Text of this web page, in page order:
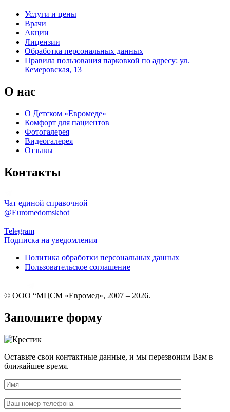
Услуги и цены
Врачи
Акции
Лицензии
Обработка персональных данных
Правила пользования парковкой по адресу: ул.
Кемеровская, 13
О нас
О Детском «Евромеде»
Комфорт для пациентов
Фотогалерея
Видеогалерея
Отзывы
Контакты
Чат единой справочной
@Euromedomskbot
Telegram
Подписка на уведомления
Политика обработки персональных данных
Пользовательское соглашение
© ООО “МЦСМ «Евромед», 2007 – 2026.
Заполните форму
Оставьте свои контактные данные, и мы перезвоним Вам в
ближайшее время.